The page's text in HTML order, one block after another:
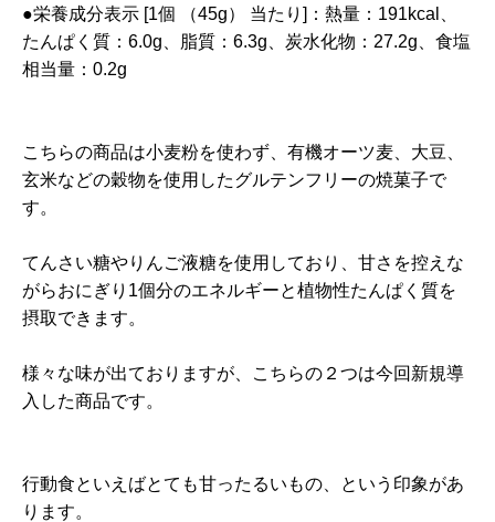
●栄養成分表示 [1個 （45g） 当たり]：熱量：191kcal、
たんぱく質：6.0g、脂質：6.3g、炭水化物：27.2g、食塩
相当量：0.2g
こちらの商品は小麦粉を使わず、有機オーツ麦、大豆、
玄米などの穀物を使用したグルテンフリーの焼菓子で
す。
てんさい糖やりんご液糖を使用しており、甘さを控えな
がらおにぎり1個分のエネルギーと植物性たんぱく質を
摂取できます。
様々な味が出ておりますが、こちらの２つは今回新規導
入した商品です。
行動食といえばとても甘ったるいもの、という印象があ
ります。